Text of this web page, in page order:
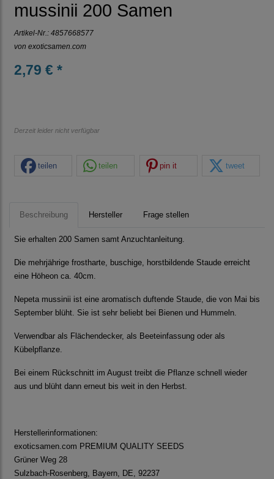
mussinii 200 Samen
Artikel-Nr.: 4857668577
von exoticsamen.com
2,79 € *
Derzeit leider nicht verfügbar
teilen teilen pin it tweet
Beschreibung Hersteller Frage stellen
Sie erhalten 200 Samen samt Anzuchtanleitung.
Die mehrjährige frostharte, buschige, horstbildende Staude erreicht
eine Höheon ca. 40cm.
Nepeta mussinii ist eine aromatisch duftende Staude, die von Mai bis
September blüht. Sie ist sehr beliebt bei Bienen und Hummeln.
Verwendbar als Flächendecker, als Beeteinfassung oder als
Kübelpflanze.
Bei einem Rückschnitt im August treibt die Pflanze schnell wieder
aus und blüht dann erneut bis weit in den Herbst.
Herstellerinformationen:
exoticsamen.com PREMIUM QUALITY SEEDS
Grüner Weg 28
Sulzbach-Rosenberg, Bayern, DE, 92237